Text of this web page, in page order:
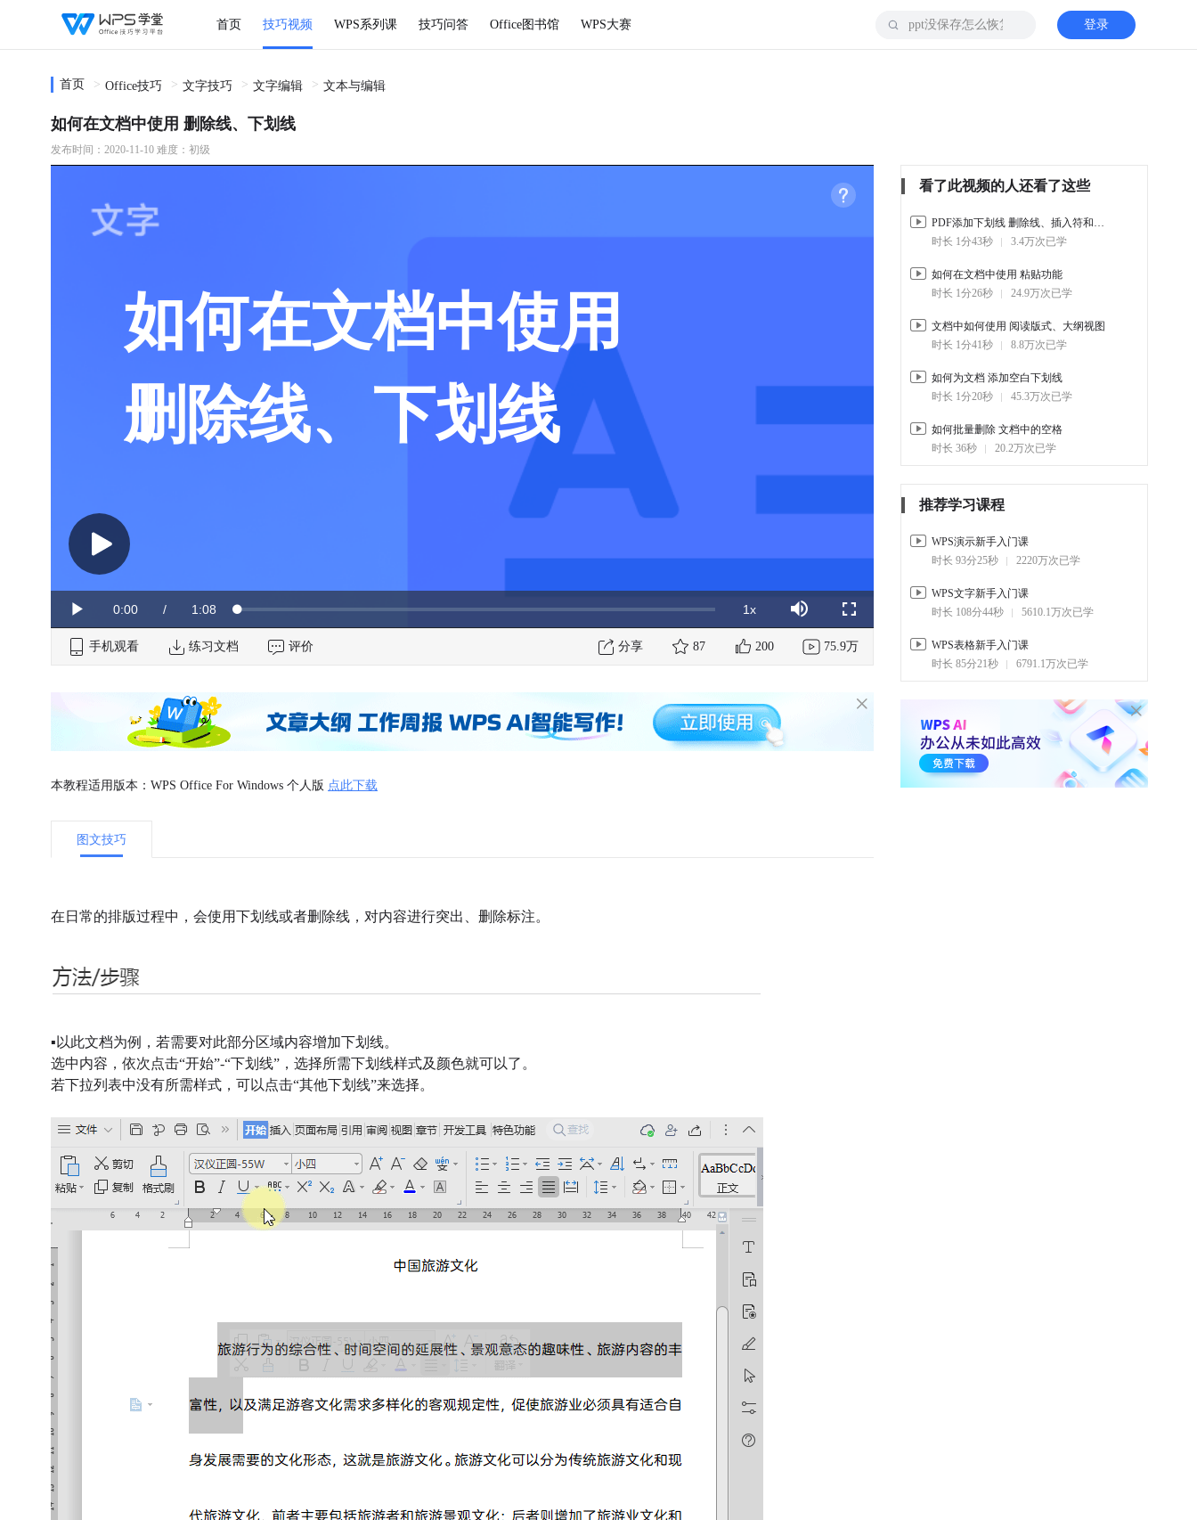
首页 技巧视频 WPS系列课 技巧问答 Office图书馆 WPS大赛 登录
首页 Office技巧 文字技巧 文字编辑 文本与编辑
如何在文档中使用 删除线、下划线
发布时间：2020-11-10 难度：初级
Play Current
Time
0:00 / Duration
1:08 Loaded:
0%
1xPlayback
Rate
Mute Fullscreen
如何在文档中使用
删除线、下划线
手机观看 练习文档 评价 分享 87 200 75.9万
本教程适用版本：WPS Office For Windows 个人版 点此下载
图文技巧
在日常的排版过程中，会使用下划线或者删除线，对内容进行突出、删除标注。
▪ 以此文档为例，若需要对此部分区域内容增加下划线。
选中内容，依次点击“开始”-“下划线”， 选择所需下划线样式及颜色就可以了。
若下拉列表中没有所需样式，可以点击“其他下划线”来选择。
看了此视频的人还看了这些
PDF添加下划线 删除线、插入符和替换符
时长 1分43秒
3.4万次已学
如何在文档中使用 粘贴功能
时长 1分26秒
24.9万次已学
文档中如何使用 阅读版式、大纲视图
时长 1分41秒
8.8万次已学
如何为文档 添加空白下划线
时长 1分20秒
45.3万次已学
如何批量删除 文档中的空格
时长 36秒
20.2万次已学
推荐学习课程
WPS演示新手入门课
时长 93分25秒
2220万次已学
WPS文字新手入门课
时长 108分44秒
5610.1万次已学
WPS表格新手入门课
时长 85分21秒
6791.1万次已学